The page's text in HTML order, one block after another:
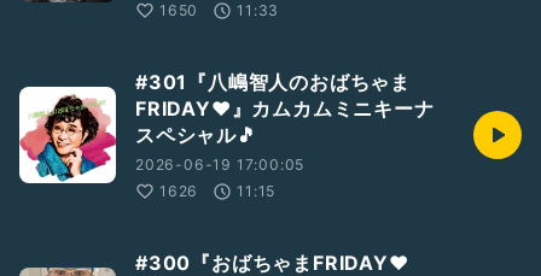
1650
11:33
#301『八嶋智人のおばちゃま
FRIDAY❤️』カムカムミニキーナ
スペシャル🎵
2026-06-19 17:00:05
1626
11:15
#300『おばちゃまFRIDAY❤️